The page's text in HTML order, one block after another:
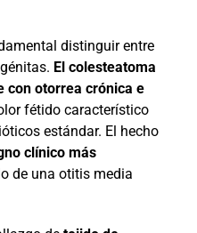
distinguir entre
El colesteatoma
con otorrea crónica e
fétido característico
estándar. El hecho
clínico más
de una otitis media